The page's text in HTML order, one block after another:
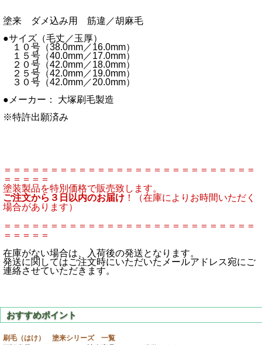
塗来 ダメ込み用 筋違／胡麻毛
●サイズ（毛丈／玉厚）
１０号（38.0mm／16.0mm）
１５号（40.0mm／17.0mm）
２０号（42.0mm／18.0mm）
２５号（42.0mm／19.0mm）
３０号（42.0mm／20.0mm）
●メーカー： 大塚刷毛製造
※特許出願済み
＝＝＝＝＝＝＝＝＝＝＝＝＝＝＝＝＝＝＝＝＝＝＝＝＝＝＝
＝＝＝＝＝
塗装製品を特別価格で販売致します。
ご注文から３日以内のお届け ！（在庫によりお時間いただく
場合があります）
＝＝＝＝＝＝＝＝＝＝＝＝＝＝＝＝＝＝＝＝＝＝＝＝＝＝＝
＝＝＝＝＝
在庫がない場合は、入荷後の発送となります。
発送に関してはご注文時にいただいたメールアドレス宛にご
連絡させていただきます。
刷毛（はけ） 塗来シリーズ 一覧